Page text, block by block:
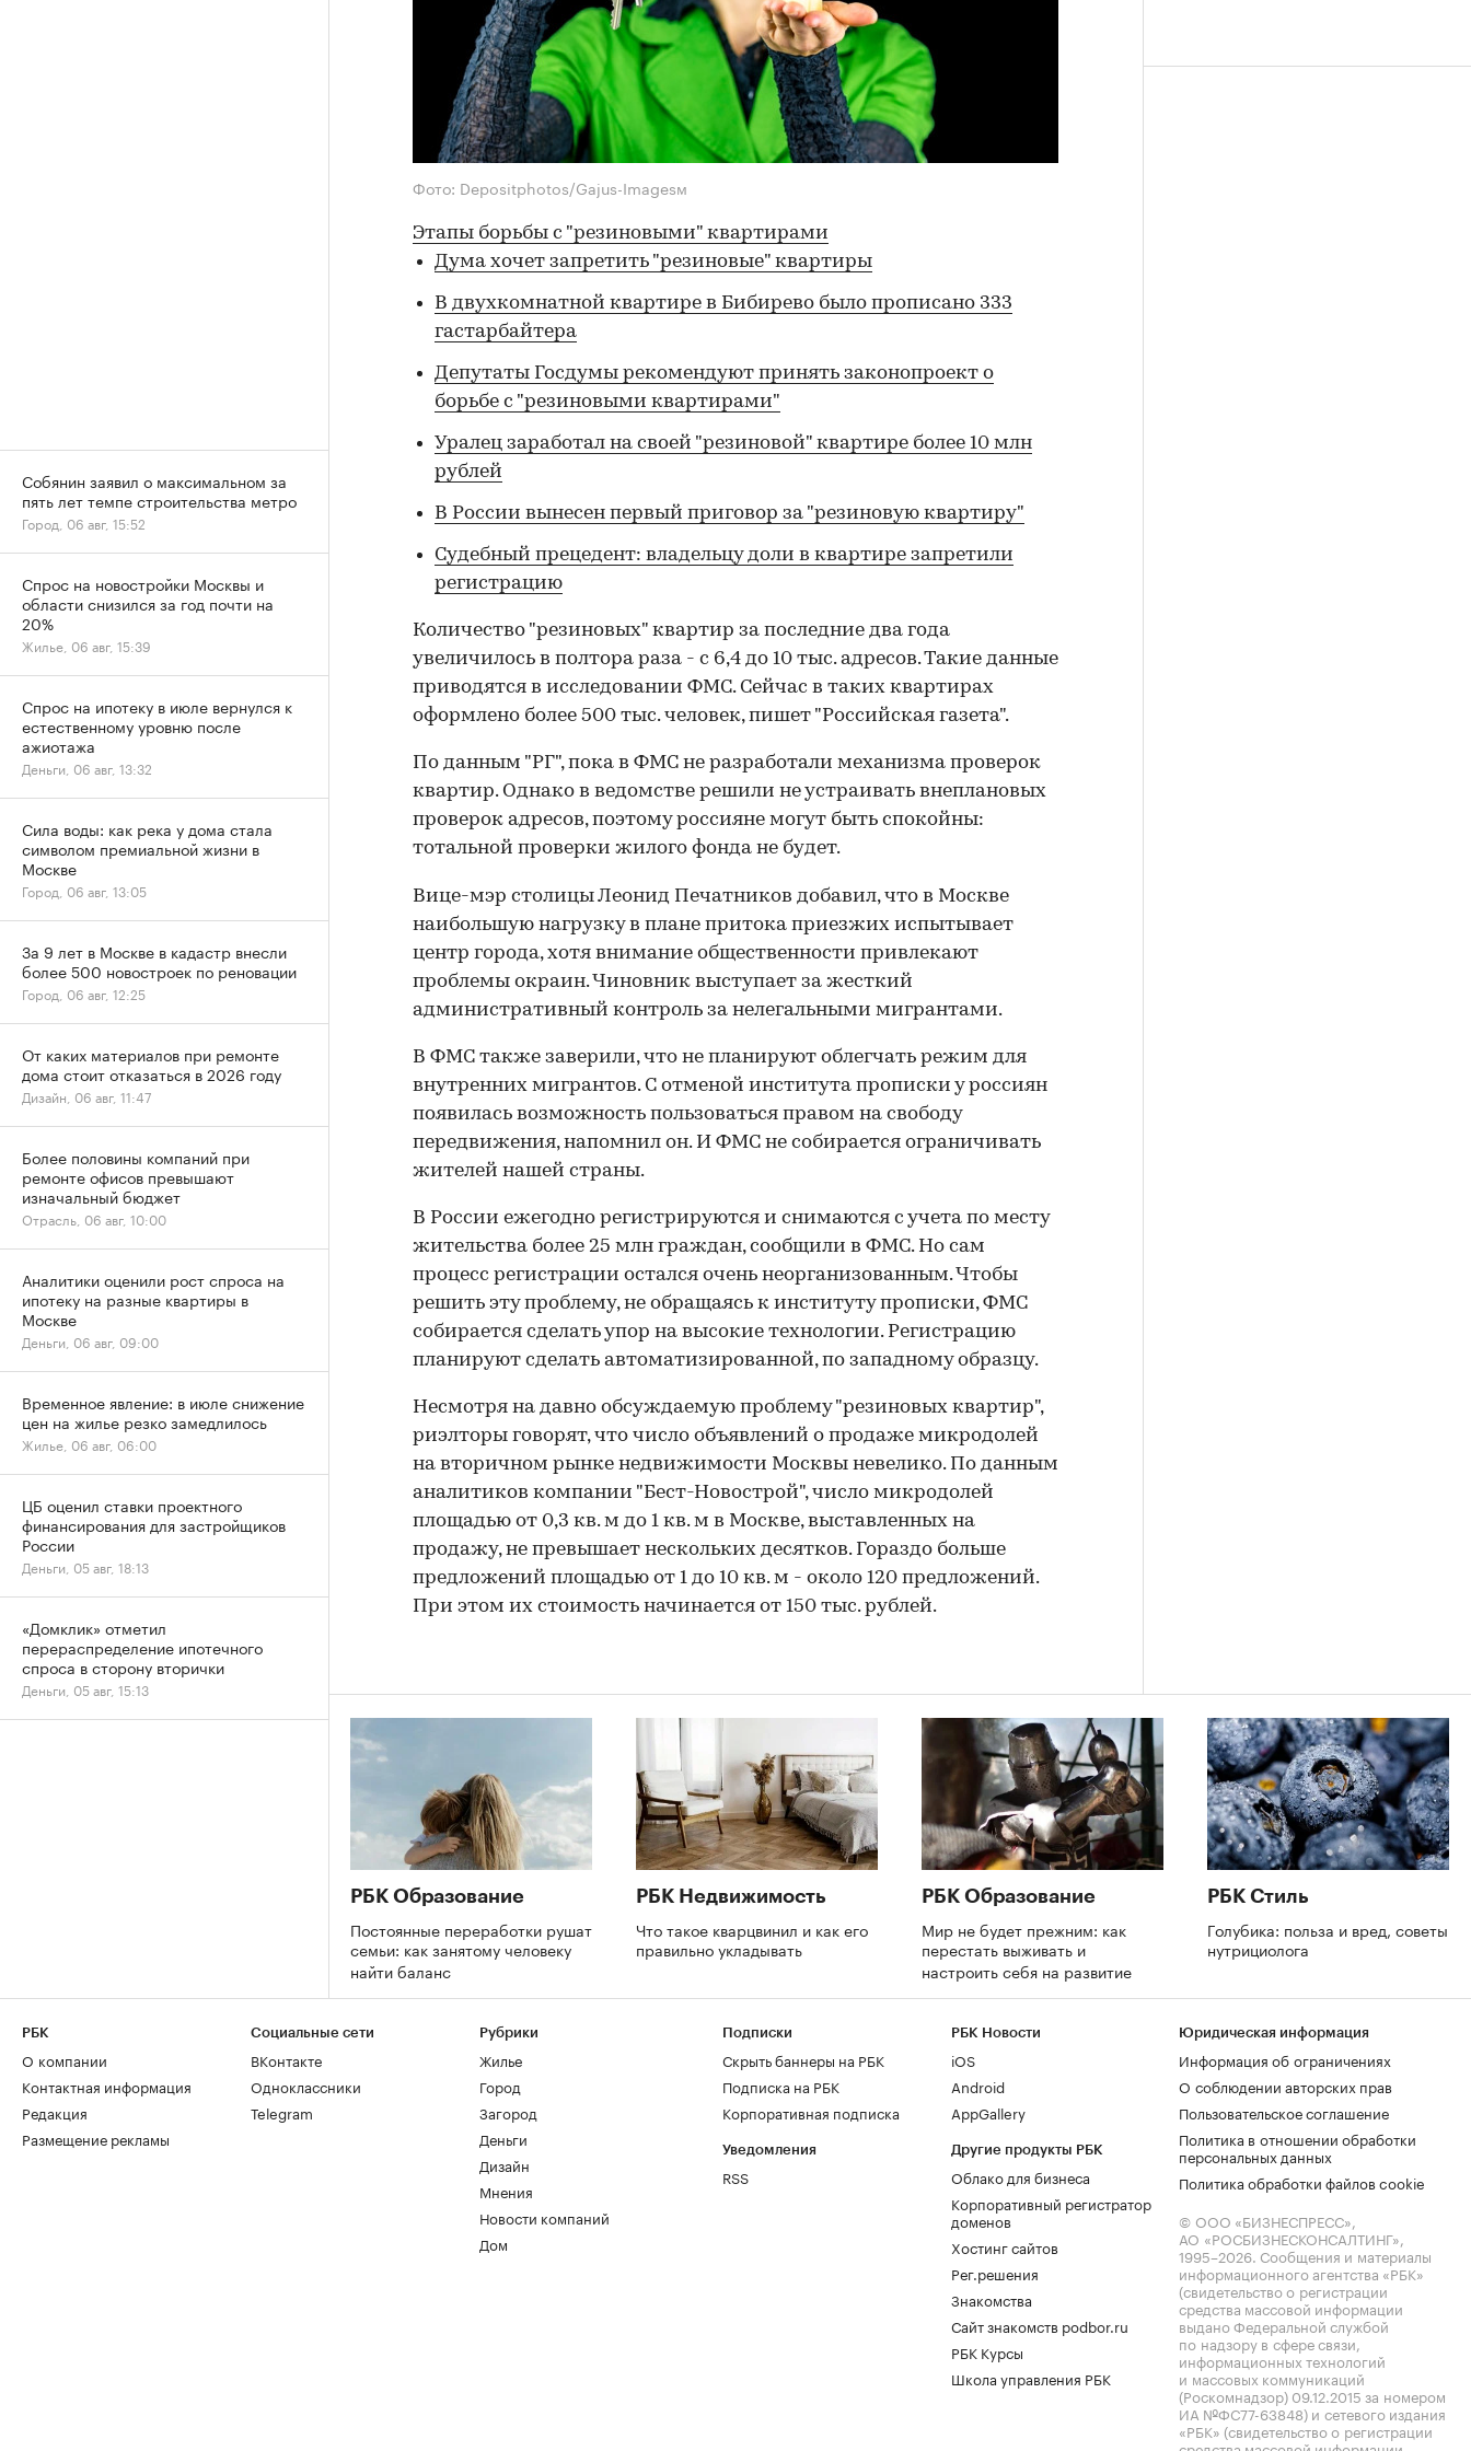
Фото: Depositphotos/Gajus-Imagesм
Этапы борьбы с "резиновыми" квартирами
Дума хочет запретить "резиновые" квартиры
В двухкомнатной квартире в Бибирево было прописано 333
гастарбайтера
Депутаты Госдумы рекомендуют принять законопроект о
борьбе с "резиновыми квартирами"
Уралец заработал на своей "резиновой" квартире более 10 млн
рублей
В России вынесен первый приговор за "резиновую квартиру"
Судебный прецедент: владельцу доли в квартире запретили
регистрацию
Количество "резиновых" квартир за последние два года
увеличилось в полтора раза - с 6,4 до 10 тыс. адресов. Такие данные
приводятся в исследовании ФМС. Сейчас в таких квартирах
оформлено более 500 тыс. человек, пишет "Российская газета".
По данным "РГ", пока в ФМС не разработали механизма проверок
квартир. Однако в ведомстве решили не устраивать внеплановых
проверок адресов, поэтому россияне могут быть спокойны:
тотальной проверки жилого фонда не будет.
Вице-мэр столицы Леонид Печатников добавил, что в Москве
наибольшую нагрузку в плане притока приезжих испытывает
центр города, хотя внимание общественности привлекают
проблемы окраин. Чиновник выступает за жесткий
административный контроль за нелегальными мигрантами.
В ФМС также заверили, что не планируют облегчать режим для
внутренних мигрантов. С отменой института прописки у россиян
появилась возможность пользоваться правом на свободу
передвижения, напомнил он. И ФМС не собирается ограничивать
жителей нашей страны.
В России ежегодно регистрируются и снимаются с учета по месту
жительства более 25 млн граждан, сообщили в ФМС. Но сам
процесс регистрации остался очень неорганизованным. Чтобы
решить эту проблему, не обращаясь к институту прописки, ФМС
собирается сделать упор на высокие технологии. Регистрацию
планируют сделать автоматизированной, по западному образцу.
Несмотря на давно обсуждаемую проблему "резиновых квартир",
риэлторы говорят, что число объявлений о продаже микродолей
на вторичном рынке недвижимости Москвы невелико. По данным
аналитиков компании "Бест-Новострой", число микродолей
площадью от 0,3 кв. м до 1 кв. м в Москве, выставленных на
продажу, не превышает нескольких десятков. Гораздо больше
предложений площадью от 1 до 10 кв. м - около 120 предложений.
При этом их стоимость начинается от 150 тыс. рублей.
РБК Образование
Постоянные переработки рушат
семьи: как занятому человеку
найти баланс
РБК Недвижимость
Что такое кварцвинил и как его
правильно укладывать
РБК Образование
Мир не будет прежним: как
перестать выживать и
настроить себя на развитие
РБК Стиль
Голубика: польза и вред, советы
нутрициолога
Собянин заявил о максимальном за
пять лет темпе строительства метро
Город, 06 авг, 15:52
Спрос на новостройки Москвы и
области снизился за год почти на
20%
Жилье, 06 авг, 15:39
Спрос на ипотеку в июле вернулся к
естественному уровню после
ажиотажа
Деньги, 06 авг, 13:32
Сила воды: как река у дома стала
символом премиальной жизни в
Москве
Город, 06 авг, 13:05
За 9 лет в Москве в кадастр внесли
более 500 новостроек по реновации
Город, 06 авг, 12:25
От каких материалов при ремонте
дома стоит отказаться в 2026 году
Дизайн, 06 авг, 11:47
Более половины компаний при
ремонте офисов превышают
изначальный бюджет
Отрасль, 06 авг, 10:00
Аналитики оценили рост спроса на
ипотеку на разные квартиры в
Москве
Деньги, 06 авг, 09:00
Временное явление: в июле снижение
цен на жилье резко замедлилось
Жилье, 06 авг, 06:00
ЦБ оценил ставки проектного
финансирования для застройщиков
России
Деньги, 05 авг, 18:13
«Домклик» отметил
перераспределение ипотечного
спроса в сторону вторички
Деньги, 05 авг, 15:13
РБК
О компании
Контактная информация
Редакция
Размещение рекламы
Социальные сети
ВКонтакте
Одноклассники
Telegram
Рубрики
Жилье
Город
Загород
Деньги
Дизайн
Мнения
Новости компаний
Дом
Подписки
Скрыть баннеры на РБК
Подписка на РБК
Корпоративная подписка
Уведомления
RSS
РБК Новости
iOS
Android
AppGallery
Другие продукты РБК
Облако для бизнеса
Корпоративный регистратор
доменов
Хостинг сайтов
Рег.решения
Знакомства
Сайт знакомств podbor.ru
РБК Курсы
Школа управления РБК
Юридическая информация
Информация об ограничениях
О соблюдении авторских прав
Пользовательское соглашение
Политика в отношении обработки
персональных данных
Политика обработки файлов cookie
© ООО «БИЗНЕСПРЕСС»,
АО «РОСБИЗНЕСКОНСАЛТИНГ»,
1995–2026. Сообщения и материалы
информационного агентства «РБК»
(свидетельство о регистрации
средства массовой информации
выдано Федеральной службой
по надзору в сфере связи,
информационных технологий
и массовых коммуникаций
(Роскомнадзор) 09.12.2015 за номером
ИА №ФС77-63848) и сетевого издания
«РБК» (свидетельство о регистрации